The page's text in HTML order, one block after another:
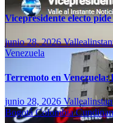
Vicepresidente electo
junio 28, 2026
Venezuela
Terremoto en Venezuela:
junio 28, 2026
BogotáColombia